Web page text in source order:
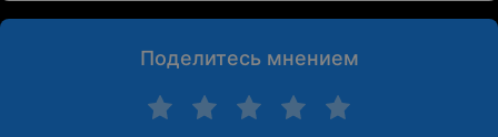
Поделитесь мнением